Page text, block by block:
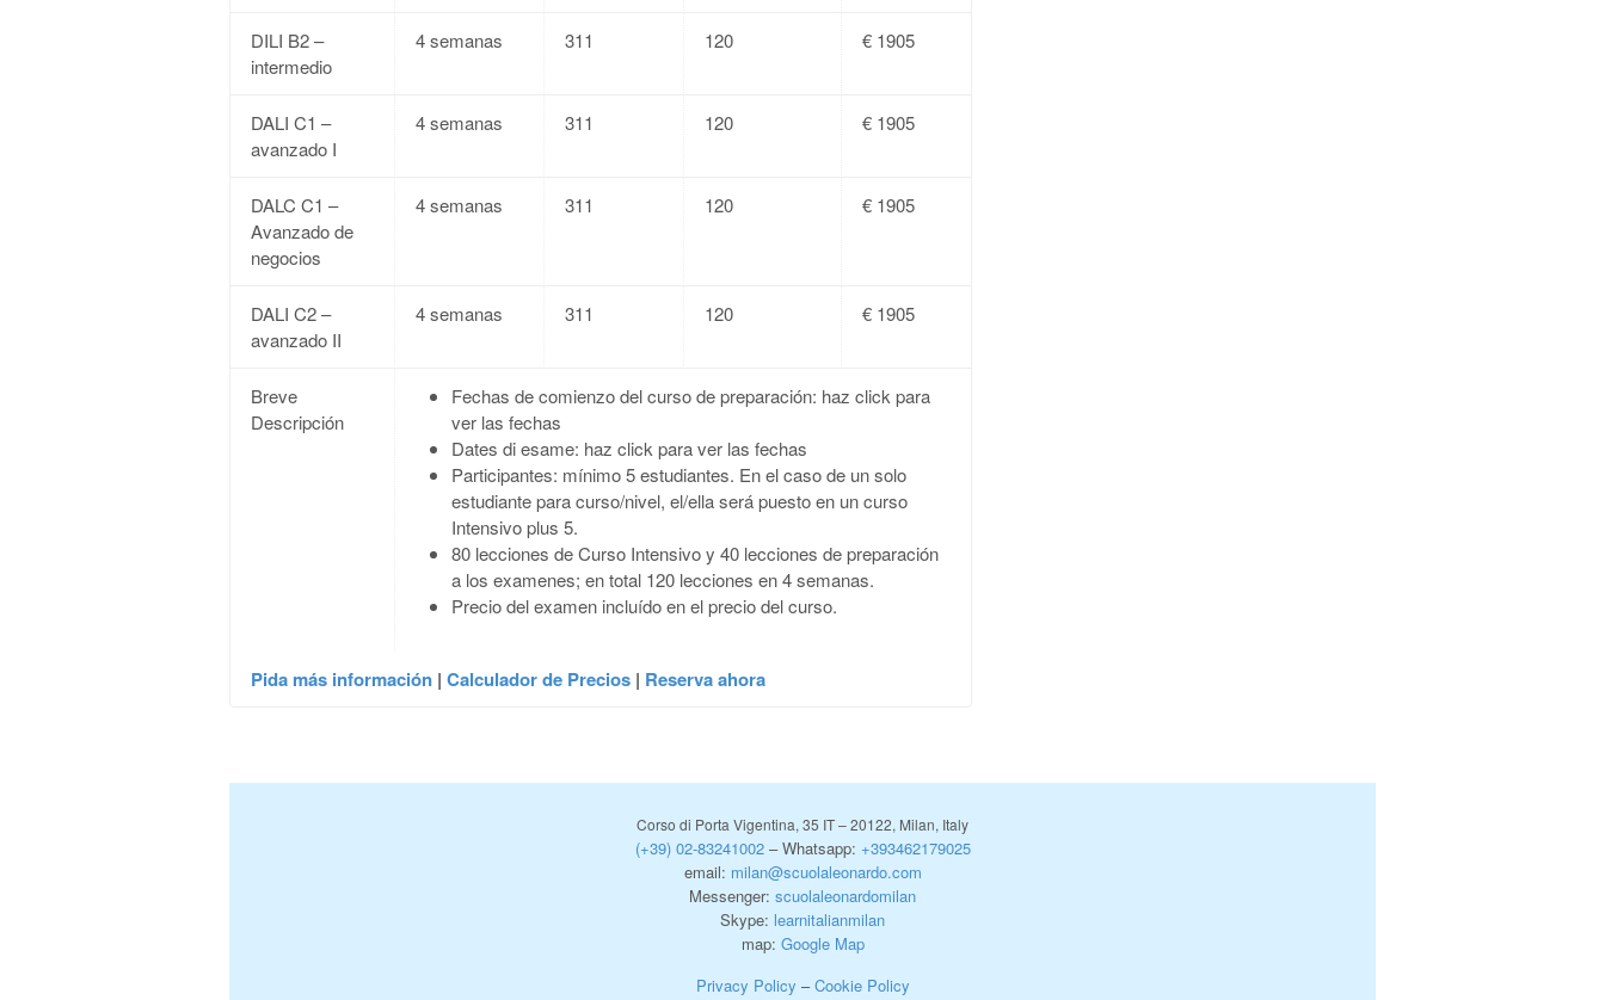
Pida más información| Calculador de Precios| Reserva ahora
DILI B2 –
intermedio
4 semanas 311 120 € 1905
DALI C1 –
avanzado I
4 semanas 311 120 € 1905
DALC C1 –
Avanzado de
negocios
4 semanas 311 120 € 1905
DALI C2 –
avanzado II
4 semanas 311 120 € 1905
Breve
Descripción
Fechas de comienzo del curso de preparación: haz click para
ver las fechas
Dates di esame: haz click para ver las fechas
Participantes: mínimo 5 estudiantes. En el caso de un solo
estudiante para curso/nivel, el/ella será puesto en un curso
Intensivo plus 5.
80 lecciones de Curso Intensivo y 40 lecciones de preparación
a los examenes; en total 120 lecciones en 4 semanas.
Precio del examen incluído en el precio del curso.
Corso di Porta Vigentina, 35 IT – 20122, Milan, Italy
(+39) 02-83241002– Whatsapp: +393462179025
email: milan@scuolaleonardo.com
Messenger: scuolaleonardomilan
Skype: learnitalianmilan
map: Google Map
Privacy Policy –Cookie Policy